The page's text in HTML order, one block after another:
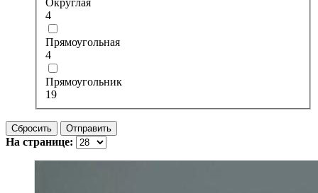
Округлая
4
Прямоугольная
4
Прямоугольник
19
Сбросить Отправить
На странице: